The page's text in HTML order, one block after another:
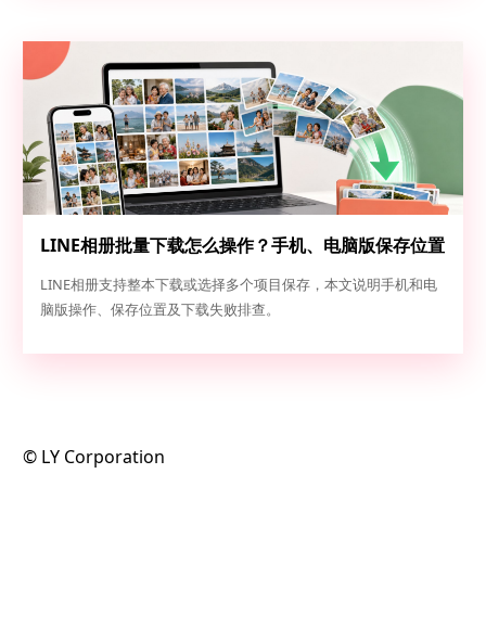
LINE相册批量下载怎么操作？手机、电脑版保存位置
LINE相册支持整本下载或选择多个项目保存，本文说明手机和电
脑版操作、保存位置及下载失败排查。
©️ LY Corporation